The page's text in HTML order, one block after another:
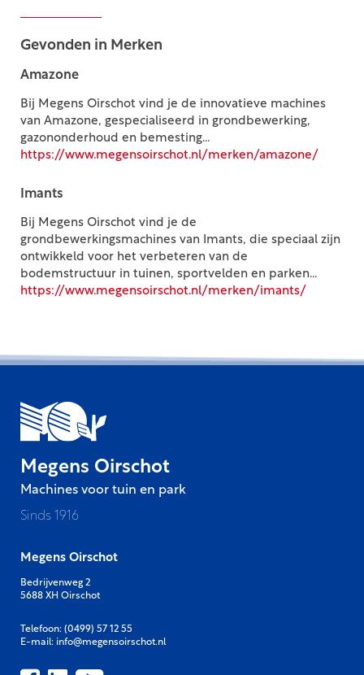
Gevonden in Merken
Amazone
Bij Megens Oirschot vind je de innovatieve machines
van Amazone, gespecialiseerd in grondbewerking,
gazononderhoud en bemesting...
https://www.megensoirschot.nl/merken/amazone/
Imants
Bij Megens Oirschot vind je de
grondbewerkingsmachines van Imants, die speciaal zijn
ontwikkeld voor het verbeteren van de
bodemstructuur in tuinen, sportvelden en parken...
https://www.megensoirschot.nl/merken/imants/
Megens Oirschot
Machines voor tuin en park
Sinds 1916
Megens Oirschot
Bedrijvenweg 2
5688 XH Oirschot
Telefoon: (0499) 57 12 55
E-mail: info@megensoirschot.nl